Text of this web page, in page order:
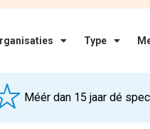
Type
Méér dan 15 jaar dé